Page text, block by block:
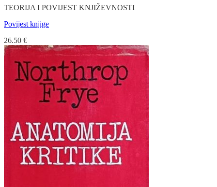
TEORIJA I POVIJEST KNJIŽEVNOSTI
Povijest knjige
26.50 €